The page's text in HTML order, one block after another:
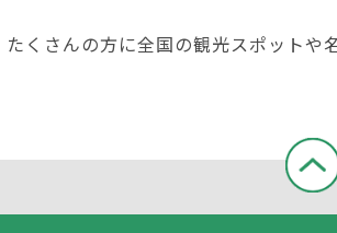
くさんの方に全国の観光スポットや